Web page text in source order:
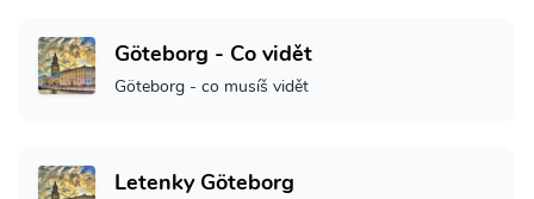
Göteborg - Co vidět
Göteborg - co musíš vidět
Letenky Göteborg